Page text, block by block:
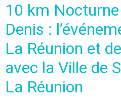
10 km
Denis :
La Réunion et
avec la Ville de
La Réunion